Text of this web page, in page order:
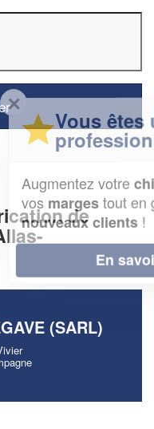
de
(SARL)
un
?
chiffre d'affaireset
en gagnant de
!
plus